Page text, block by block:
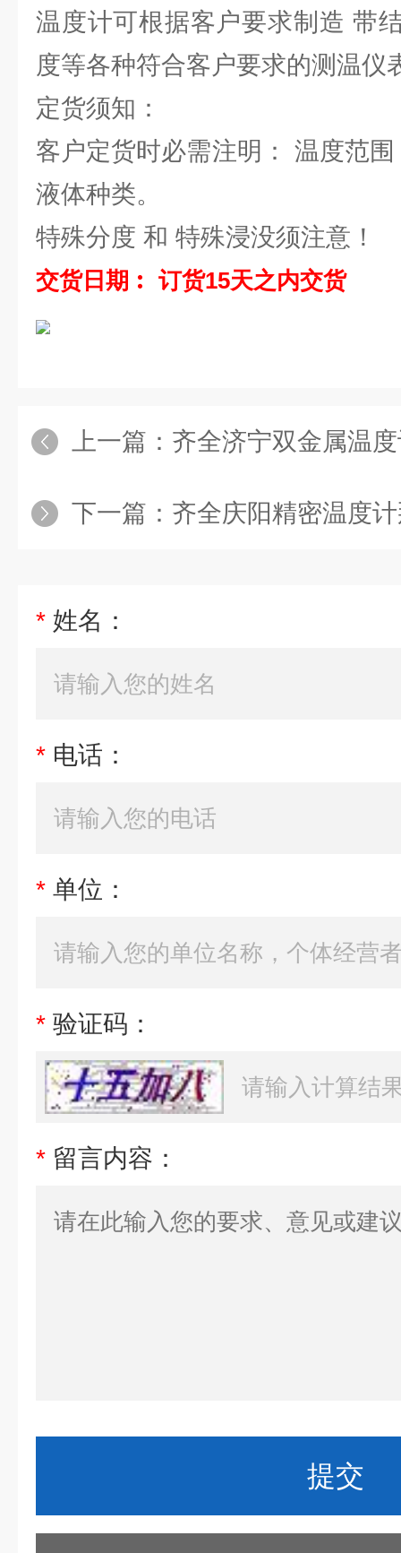
温度计可根据客户要求制造 带
度等各种符合客户要求的测温仪
定货须知：
客户定货时必需注明： 温度范
液体种类。
特殊分度 和 特殊浸没须注意！
交货日期︰ 订货15天之内交货
上一篇： 齐全济宁双金属温
下一篇： 齐全庆阳精密温度
* 姓名：
* 电话：
* 单位：
* 验证码：
* 留言内容：